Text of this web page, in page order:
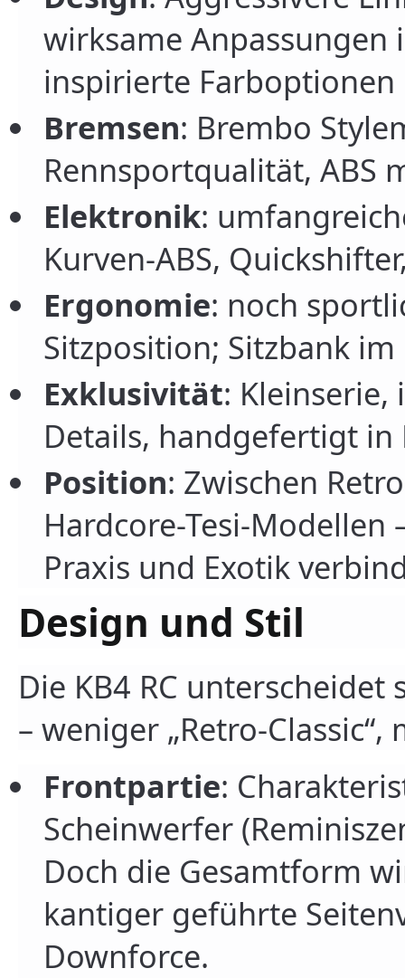
wirksame Anpassungen
inspirierte Farboptionen
Bremsen: Brembo
Rennsportqualität, ABS
Elektronik:
Kurven-ABS,
Ergonomie: noch
Sitzposition; Sitzbank im
Exklusivität:
Details, handgefertigt in
Position: Zwischen
Hardcore-Tesi-
Praxis und Exotik
Design und Stil
Die KB4 RC
– weniger „Retro-Classic“,
Frontpartie:
Scheinwerfer
Doch die Gesamtform
kantiger geführte
Downforce.